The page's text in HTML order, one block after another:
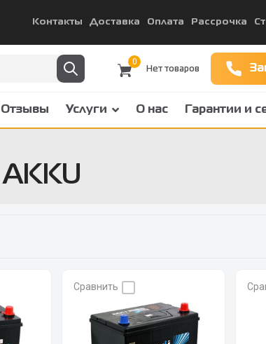
Контакты Доставка Оплата Рассрочка
0
Отзывы Услуги О нас Гарантии и
Сравнить